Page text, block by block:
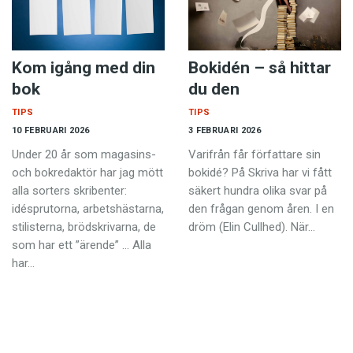
Kom igång med din
bok
10 FEBRUARI 2026
TIPS
Under 20 år som magasins-
och bokredaktör har jag mött
alla sorters skribenter:
idésprutorna, arbetshästarna,
stilisterna, brödskrivarna, de
som har ett ”ärende” … Alla
har…
Bokidén – så hittar
du den
3 FEBRUARI 2026
TIPS
Varifrån får författare sin
bokidé? På Skriva har vi fått
säkert hundra olika svar på
den frågan genom åren. I en
dröm (Elin Cullhed). När…